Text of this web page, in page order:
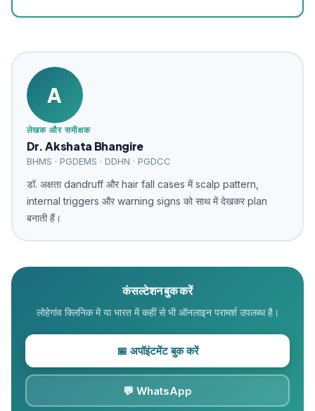
A
लेखक और समीक्षक
Dr. Akshata Bhangire
BHMS · PGDEMS · DDHN · PGDCC
डॉ. अक्षता dandruff और hair fall cases में scalp pattern,
internal triggers और warning signs को साथ में देखकर plan
बनाती हैं।
कंसल्टेशन बुक करें
लोहेगांव क्लिनिक में या भारत में कहीं से भी ऑनलाइन परामर्श उपलब्ध है।
📅 अपॉइंटमेंट बुक करें
💬 WhatsApp